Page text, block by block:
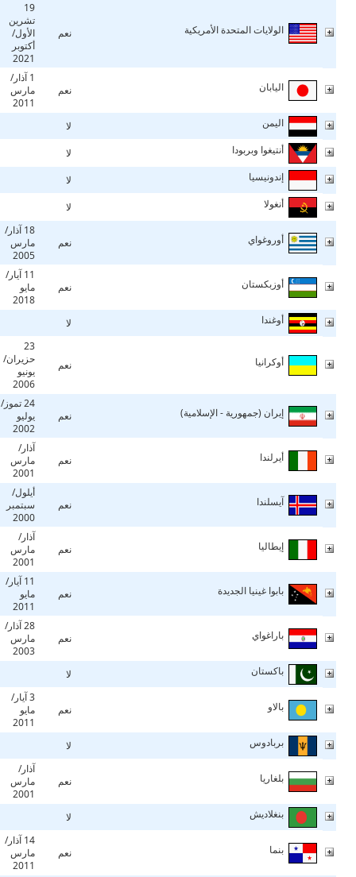
الولايات المتحدة الأمريكية نعم
19
تشرين
الأول/
أكتوبر
2021
اليابان نعم
1 آذار/
مارس
2011
اليمن
أنتيغوا وبربودا
إندونيسيا
أنغولا
أوروغواي نعم
18 آذار/
مارس
2005
أوزبكستان نعم
11 آيار/
مايو
2018
أوغندا
أوكرانيا نعم
23
حزيران/
يونيو
2006
إيران (جمهورية - الإسلامية) نعم
24 تموز/
يوليو
2002
أيرلندا نعم
آذار/
مارس
2001
آيسلندا نعم
أيلول/
سبتمبر
2000
إيطاليا نعم
آذار/
مارس
2001
بابوا غينيا الجديدة نعم
11 آيار/
مايو
2011
باراغواي نعم
28 آذار/
مارس
2003
باكستان
بالاو نعم
3 آيار/
مايو
2011
بربادوس
بلغاريا نعم
آذار/
مارس
2001
بنغلاديش
بنما نعم
14 آذار/
مارس
2011